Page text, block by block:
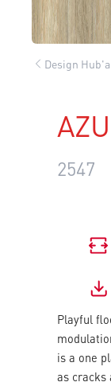
Design
2547
Playful
is a one
as cracks